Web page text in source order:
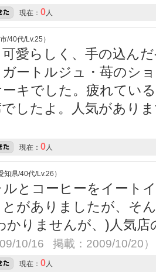
現在： 0人
/40代/Lv.25）
愛らしく、手の込ん
ートルジュ・苺のシ
キでした。疲れてい
したよ。人気があり
現在： 0人
県/40代/Lv.26）
とコーヒーをイート
がありましたが、そ
かりませんが、)人気
10/16 掲載：2009/10/20）
現在： 0人